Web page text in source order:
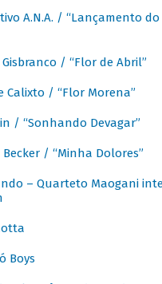
A.N.A. / “Lançamento
/ “Flor de Abril”
Calixto / “Flor Morena”
/ “Sonhando Devagar”
Becker / “Minha Dolores”
– Quarteto Maogani
Boys